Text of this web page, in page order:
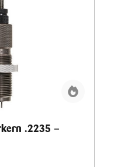
.2235 –